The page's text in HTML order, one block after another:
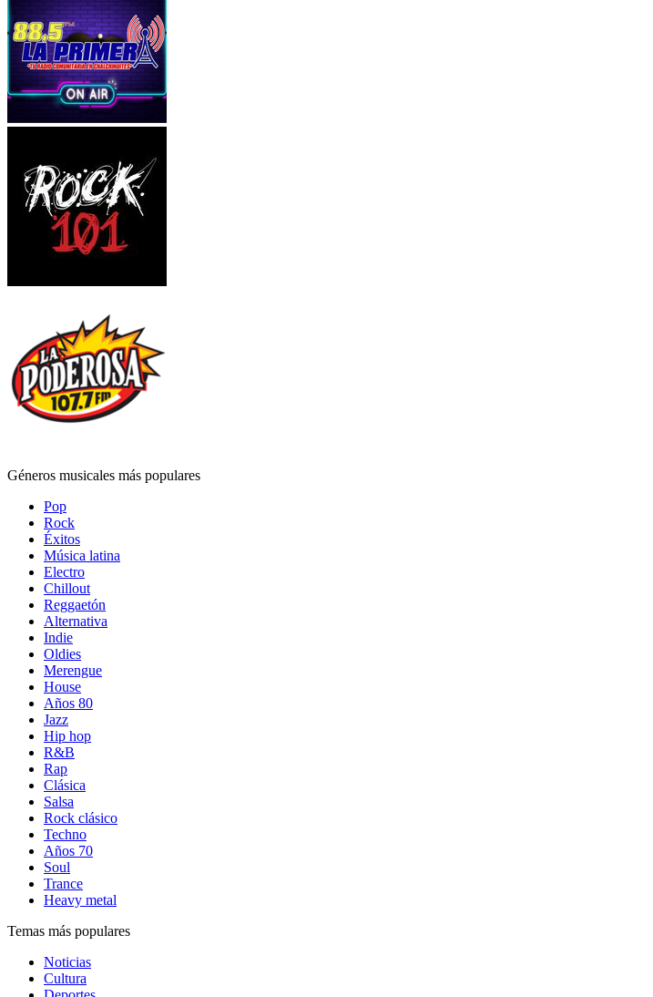
Géneros musicales más populares
Pop
Rock
Éxitos
Música latina
Electro
Chillout
Reggaetón
Alternativa
Indie
Oldies
Merengue
House
Años 80
Jazz
Hip hop
R&B
Rap
Clásica
Salsa
Rock clásico
Techno
Años 70
Soul
Trance
Heavy metal
Temas más populares
Noticias
Cultura